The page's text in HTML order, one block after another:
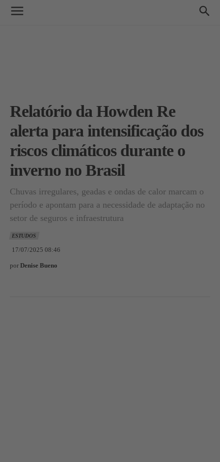
Relatório da Howden Re
alerta para intensificação dos
riscos climáticos durante o
inverno no Brasil
Chuvas irregulares, geadas e ondas de calor marcam o
período e apontam para a necessidade de adaptação no
setor de seguros e infraestrutura
ESTUDOS
17/07/2025 08:46
por Denise Bueno